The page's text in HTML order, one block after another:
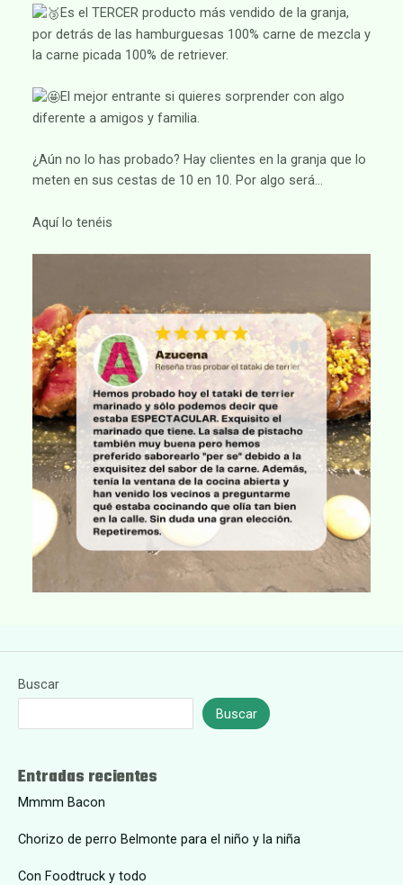
​Es el TERCER producto más vendido de la granja,
por detrás de las hamburguesas 100% carne de mezcla y
la carne picada 100% de retriever.
​El mejor entrante si quieres sorprender con algo
diferente a amigos y familia.
¿Aún no lo has probado? Hay clientes en la granja que lo
meten en sus cestas de 10 en 10. Por algo será…
Aquí lo tenéis
Buscar
Buscar
Entradas recientes
Mmmm Bacon
Chorizo de perro Belmonte para el niño y la niña
Con Foodtruck y todo